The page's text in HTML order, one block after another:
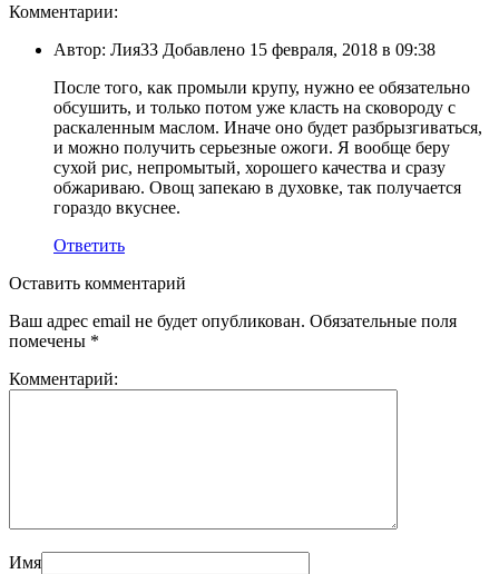
Комментарии:
Автор: Лия33 Добавлено 15 февраля, 2018 в 09:38
После того, как промыли крупу, нужно ее обязательно
обсушить, и только потом уже класть на сковороду с
раскаленным маслом. Иначе оно будет разбрызгиваться,
и можно получить серьезные ожоги. Я вообще беру
сухой рис, непромытый, хорошего качества и сразу
обжариваю. Овощ запекаю в духовке, так получается
гораздо вкуснее.
Ответить
Оставить комментарий
Ваш адрес email не будет опубликован. Обязательные поля
помечены *
Комментарий:
Имя